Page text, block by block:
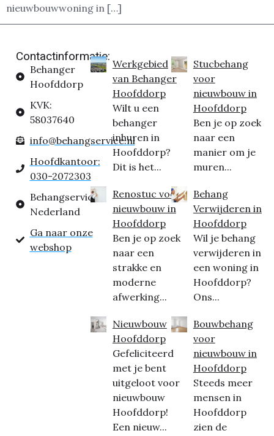
nieuwbouwwoning in […]
Contactinformatie:
Behanger
Hoofddorp
KVK:
58037640
info@behangservice.nl
Hoofdkantoor:
030-2072303
Behangservice
Nederland
Ga naar onze
webshop
Werkgebied
van Behanger
Hoofddorp
Wilt u een
behanger
inhuren in
Hoofddorp?
Dit is het...
Renostuc voor
nieuwbouw in
Hoofddorp
Ben je op zoek
naar een
strakke en
moderne
afwerking...
Nieuwbouw
Hoofddorp
Gefeliciteerd
met je bent
uitgeloot voor
nieuwbouw
Hoofddorp!
Een nieuw...
Stucbehang
voor
nieuwbouw in
Hoofddorp
Ben je op zoek
naar een
manier om je
muren...
Behang
Verwijderen in
Hoofddorp
Wil je behang
verwijderen in
een woning in
Hoofddorp?
Ons...
Bouwbehang
voor
nieuwbouw in
Hoofddorp
Steeds meer
mensen in
Hoofddorp
zien de